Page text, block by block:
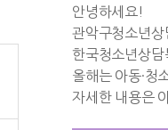
안녕하세요!
관악구청소년
한국청소년상
올해는 아동·청
자세한 내용은